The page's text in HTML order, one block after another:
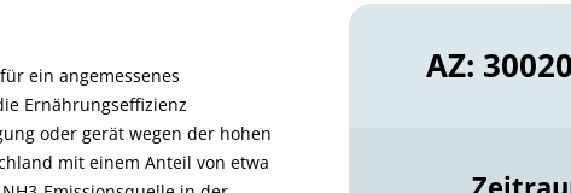
ein angemessenes
Ernährungseffizienz
oder gerät wegen der hohen
mit einem Anteil von etwa
AZ: